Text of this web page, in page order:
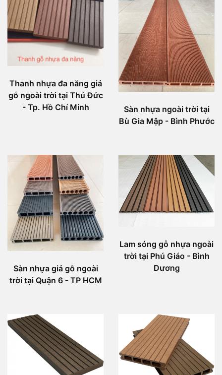
Thanh nhựa đa năng giả
gỗ ngoài trời tại Thủ Đức
- Tp. Hồ Chí Minh
Sàn nhựa ngoài trời tại
Bù Gia Mập - Bình Phước
Sàn nhựa giả gỗ ngoài
trời tại Quận 6 - TP HCM
Lam sóng gỗ nhựa ngoài
trời tại Phú Giáo - Bình
Dương